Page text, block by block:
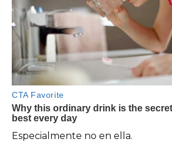
Especialmente no en ella.